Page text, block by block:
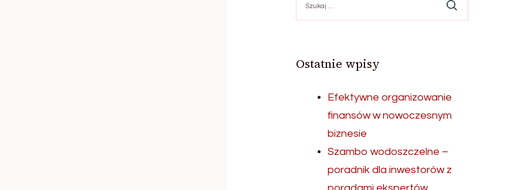
Ostatnie wpisy
Efektywne organizowanie
finansów w nowoczesnym
biznesie
Szambo wodoszczelne –
poradnik dla inwestorów z